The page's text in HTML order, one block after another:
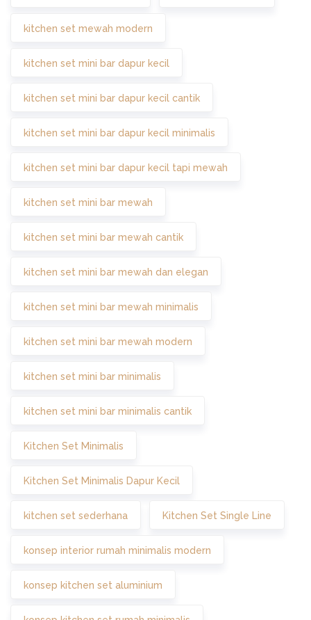
kitchen set mewah modern
kitchen set mini bar dapur kecil
kitchen set mini bar dapur kecil cantik
kitchen set mini bar dapur kecil minimalis
kitchen set mini bar dapur kecil tapi mewah
kitchen set mini bar mewah
kitchen set mini bar mewah cantik
kitchen set mini bar mewah dan elegan
kitchen set mini bar mewah minimalis
kitchen set mini bar mewah modern
kitchen set mini bar minimalis
kitchen set mini bar minimalis cantik
Kitchen Set Minimalis
Kitchen Set Minimalis Dapur Kecil
kitchen set sederhana Kitchen Set Single Line
konsep interior rumah minimalis modern
konsep kitchen set aluminium